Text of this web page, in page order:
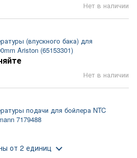
Нет в наличии
(впускного бака) для
Ariston (65153301)
Нет в наличии
подачи для бойлера NTC
7179488
от 2 единиц